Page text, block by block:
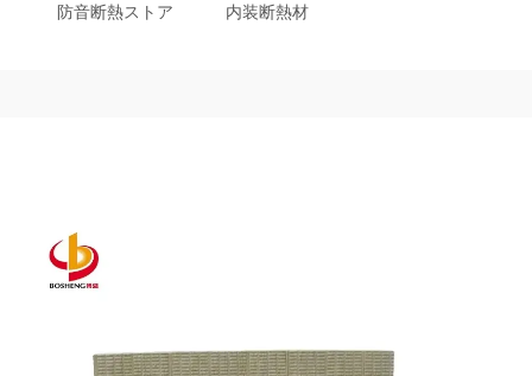
防音断熱ストア 内装断熱材